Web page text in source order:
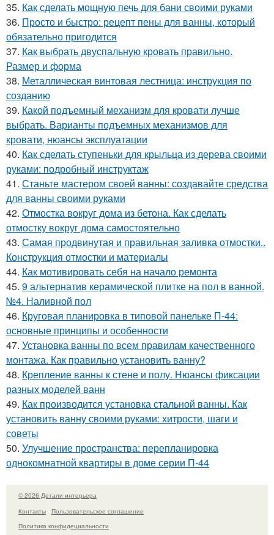
35. Как сделать мощную печь для бани своими руками
36. Просто и быстро: рецепт пены для ванны, который
обязательно пригодится
37. Как выбрать двуспальную кровать правильно.
Размер и форма
38. Металлическая винтовая лестница: инструкция по
созданию
39. Какой подъемный механизм для кровати лучше
выбрать. Варианты подъемных механизмов для
кровати, нюансы эксплуатации
40. Как сделать ступеньки для крыльца из дерева своими
руками: подробный инструктаж
41. Станьте мастером своей ванны: создавайте средства
для ванны своими руками
42. Отмостка вокруг дома из бетона. Как сделать
отмостку вокруг дома самостоятельно
43. Самая продвинутая и правильная заливка отмостки..
Конструкция отмостки и материалы
44. Как мотивировать себя на начало ремонта
45. 9 альтернатив керамической плитке на пол в ванной.
№4. Наливной пол
46. Круговая планировка в типовой панельке П-44:
основные принципы и особенности
47. Установка ванны по всем правилам качественного
монтажа. Как правильно установить ванну?
48. Крепление ванны к стене и полу. Нюансы фиксации
разных моделей ванн
49. Как производится установка стальной ванны. Как
установить ванну своими руками: хитрости, шаги и
советы
50. Улучшение пространства: перепланировка
однокомнатной квартиры в доме серии П-44
© 2026 Детали интерьера
Контакты
Пользовательское соглашение
Политика конфидециальности